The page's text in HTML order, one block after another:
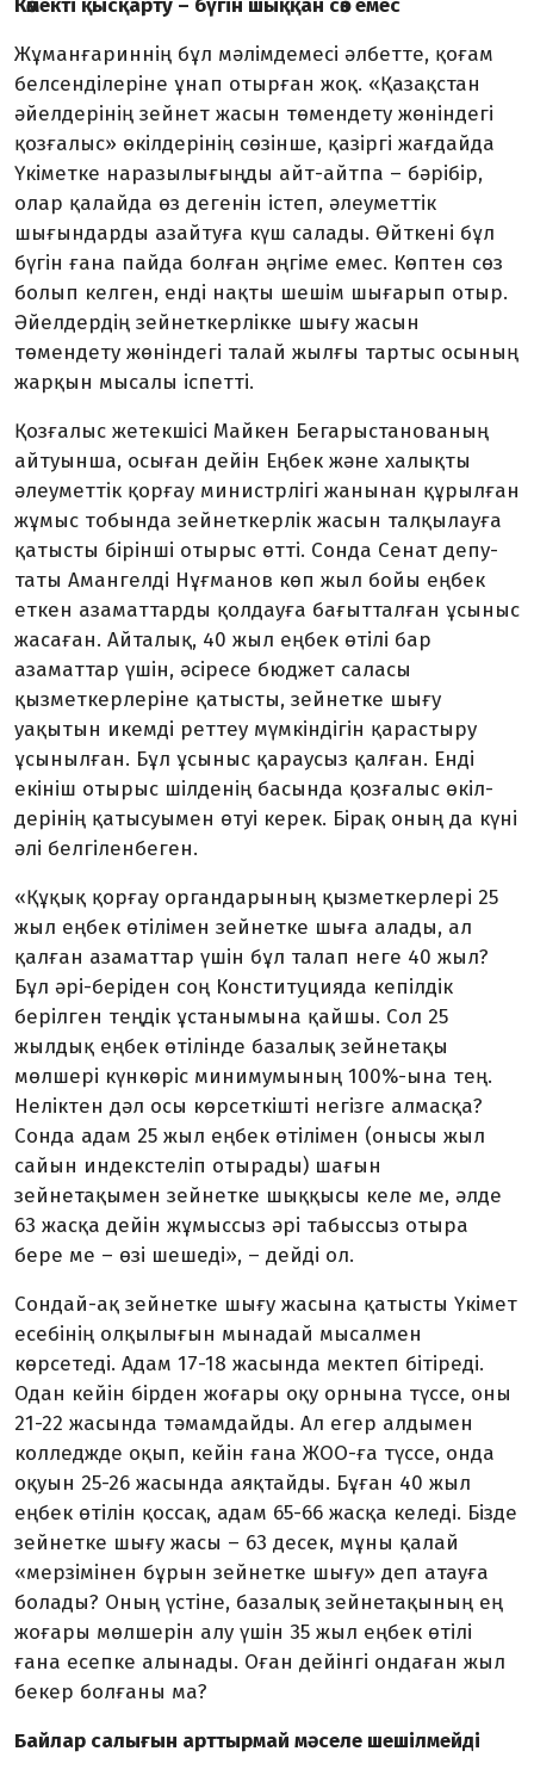
Көмекті қысқарту – бүгін шыққан сөз емес
Жұманғариннің бұл мә­лім­­­­демесі әлбетте, қоғам
бел­сенділеріне ұнап отырған жоқ. «Қазақстан
әйелдерінің зейнет жасын төмендету жөніндегі
қоз­­ғалыс» өкілдерінің сөзінше, қа­зіргі жағдайда
Үкіметке нара­зы­л­ығыңды айт-айтпа – бәрібір,
олар қалайда өз дегенін істеп, әлеуметтік
шығындарды азайтуға күш салады. Өйткені бұл
бүгін ға­на пайда болған әңгіме емес. Көп­тен cөз
болып келген, енді нақ­ты шешім шығарып отыр.
Әйел­дердің зейнеткерлікке шығу жа­сын
төмендету жөніндегі талай жыл­ғы тартыс осының
жарқын мы­салы іспетті.
Қозғалыс жетекшісі Майкен Бе­гарыстанованың
айтуынша, осы­ған дейін Еңбек және ха­лық­ты
әлеуметтік қорғау ми­нистр­лігі жанынан құрылған
жұмыс тобында зейнеткерлік жасын тал­қылауға
қатысты бірінші оты­рыс өтті. Сонда Сенат депу­
таты Амангелді Нұғманов көп жыл бойы еңбек
еткен азамат­тарды қолдауға бағытталған ұсыныс
жа­саған. Айталық, 40 жыл еңбек өтілі бар
азаматтар үшін, әсіресе бюджет саласы
қызметкерлеріне қа­тысты, зейнетке шығу
уақытын икем­ді реттеу мүмкіндігін қарас­тыру
ұсынылған. Бұл ұсыныс қа­раусыз қалған. Енді
екініш отырыс шілденің басында қозғалыс өкіл­
дерінің қатысуымен өтуі ке­­рек. Бірақ оның да күні
әлі бел­гі­ленбеген.
«Құқық қорғау органдарының қызметкерлері 25
жыл еңбек өтілімен зейнетке шыға алады, ал
қалған азаматтар үшін бұл талап неге 40 жыл?
Бұл әрі-беріден соң Конституцияда кепілдік
берілген теңдік ұстанымына қайшы. Сол 25
жылдық еңбек өтілінде базалық зейнетақы
мөлшері күнкөріс минимумының 100%-ына тең.
Не­ліктен дәл осы көрсеткішті не­­­гізге алмасқа?
Сонда адам 25 жыл еңбек өтілімен (онысы жыл
сайын индекстеліп отырады) ша­ғын
зейнетақымен зейнетке шық­қысы келе ме, әлде
63 жасқа дейін жұмыссыз әрі табыссыз отыра
бере ме – өзі шешеді», – дейді ол.
Сондай-ақ зейнетке шығу жа­сына қатысты Үкімет
есебінің олқылығын мынадай мысалмен
көрсетеді. Адам 17-18 жа­сында мектеп бітіреді.
Одан кейін бірден жоғары оқу орнына түссе, оны
21-22 жасында тә­мам­дайды. Ал егер алдымен
колледж­де оқып, кейін ғана ЖОО-ға түс­се, онда
оқуын 25-26 жасында аяқ­тайды. Бұған 40 жыл
еңбек өті­лін қоссақ, адам 65-66 жасқа ке­леді. Бізде
зейнетке шығу жа­сы – 63 десек, мұны қалай
«мер­зімінен бұрын зейнетке шығу» деп атауға
болады? Оның үстіне, базалық зейнетақының ең
жоғары мөлшерін алу үшін 35 жыл еңбек өтілі
ғана есепке алы­нады. Оған дейінгі ондаған жыл
бекер болғаны ма?
Байлар салығын арттырмай мәселе шешілмейді